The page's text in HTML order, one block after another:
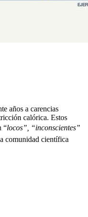
años a carencias
calórica. Estos
“locos”, “inconscientes”
comunidad científica